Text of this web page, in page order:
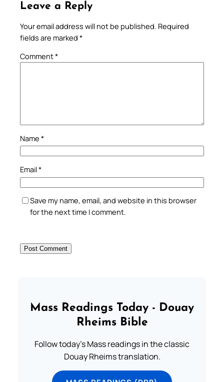
Leave a Reply
Your email address will not be published. Required
fields are marked *
Comment*
Name *
Email*
Save my name, email, and website in this browser
for the next time I comment.
Mass Readings Today - Douay
Rheims Bible
Follow today's Mass readings in the classic
Douay Rheims translation.